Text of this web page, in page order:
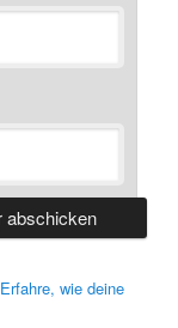
Erfahre, wie deine